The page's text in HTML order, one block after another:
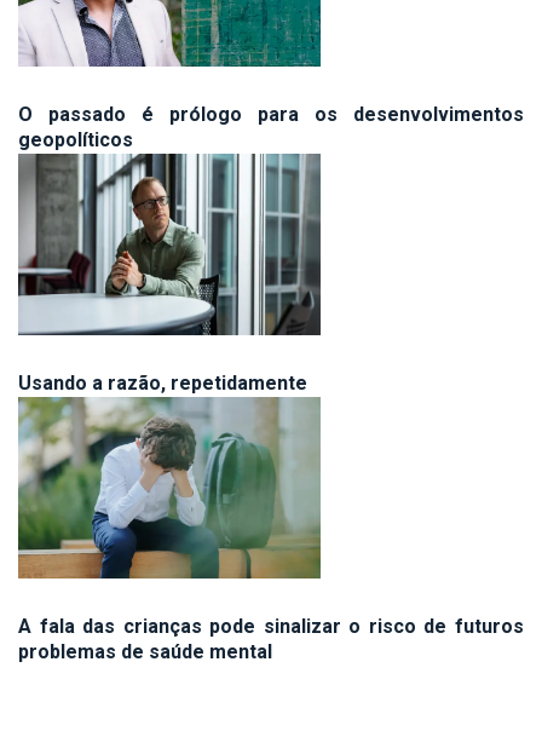
O passado é prólogo para os desenvolvimentos
geopolíticos
Usando a razão, repetidamente
A fala das crianças pode sinalizar o risco de futuros
problemas de saúde mental